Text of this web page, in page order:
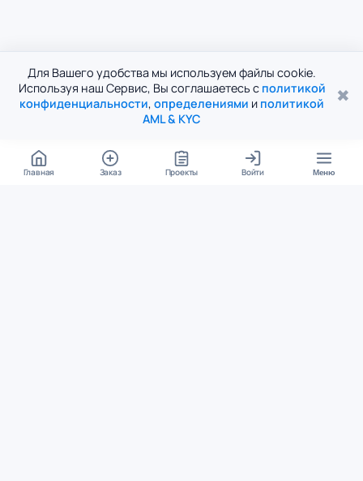
Для Вашего удобства мы используем файлы cookie.
Используя наш Сервис, Вы соглашаетесь с политикой
конфиденциальности, определениями и политикой
AML & KYC
✖
Главная Заказ Проекты Войти Меню